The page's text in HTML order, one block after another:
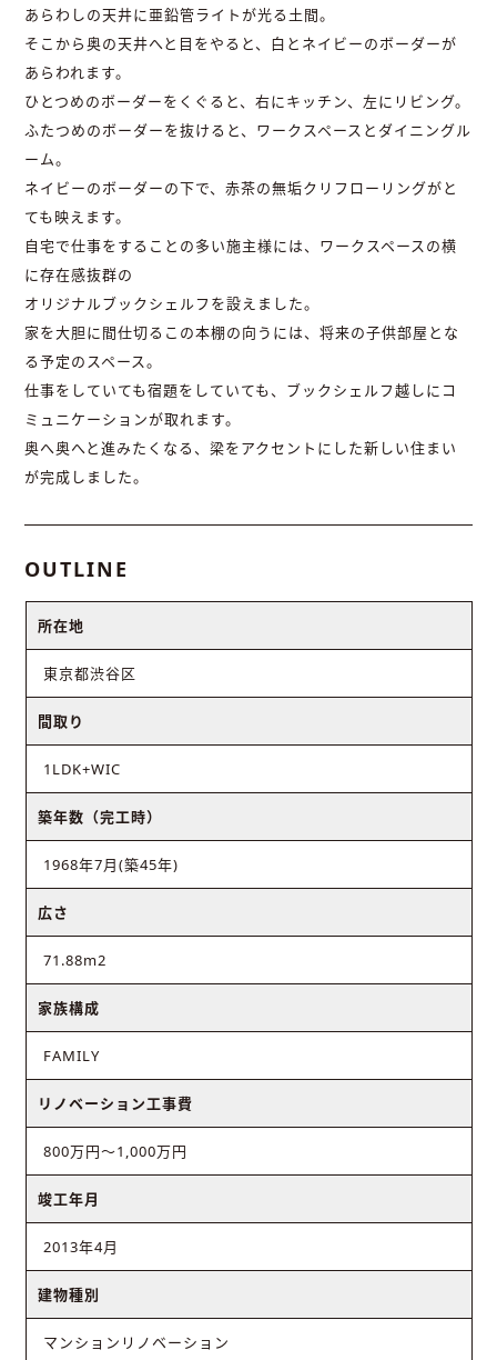
あらわしの天井に亜鉛管ライトが光る土間。
そこから奥の天井へと目をやると、白とネイビーのボーダーが
あらわれます。
ひとつめのボーダーをくぐると、右にキッチン、左にリビング。
ふたつめのボーダーを抜けると、ワークスペースとダイニングル
ーム。
ネイビーのボーダーの下で、赤茶の無垢クリフローリングがと
ても映えます。
自宅で仕事をすることの多い施主様には、ワークスペースの横
に存在感抜群の
オリジナルブックシェルフを設えました。
家を大胆に間仕切るこの本棚の向うには、将来の子供部屋とな
る予定のスペース。
仕事をしていても宿題をしていても、ブックシェルフ越しにコ
ミュニケーションが取れます。
奥へ奥へと進みたくなる、梁をアクセントにした新しい住まい
が完成しました。
OUTLINE
所在地
東京都渋谷区
間取り
1LDK+WIC
築年数（完工時）
1968年7月(築45年)
広さ
71.88m2
家族構成
FAMILY
リノベーション工事費
800万円～1,000万円
竣工年月
2013年4月
建物種別
マンションリノベーション